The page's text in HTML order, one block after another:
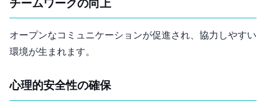
チームワークの向上
オープンなコミュニケーションが促進され、協力しやすい
環境が生まれます。
心理的安全性の確保